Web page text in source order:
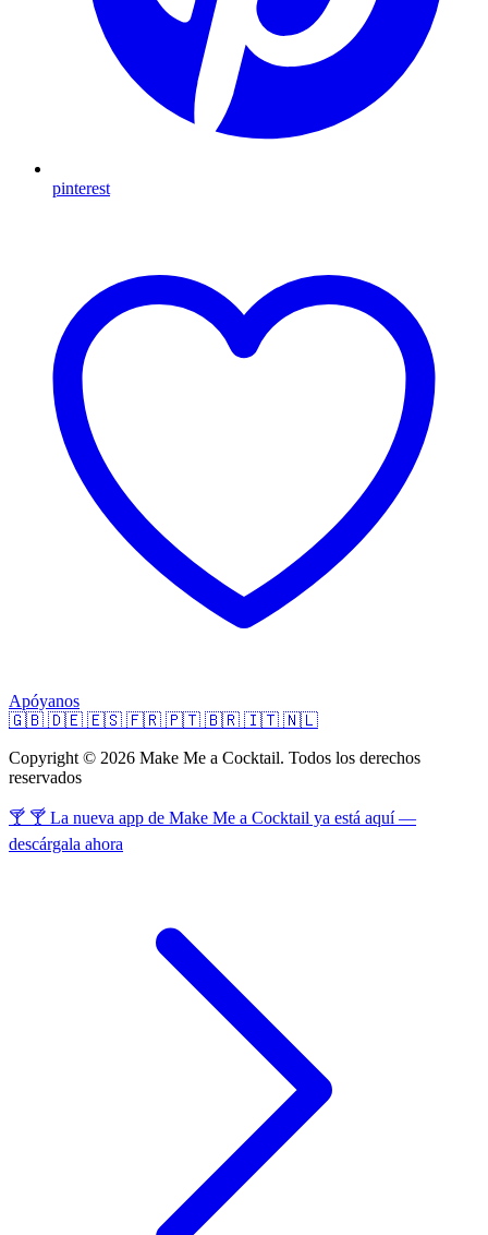
pinterest
Apóyanos
🇬🇧 🇩🇪 🇪🇸 🇫🇷 🇵🇹 🇧🇷 🇮🇹 🇳🇱
Copyright © 2026 Make Me a Cocktail. Todos los derechos
reservados
🍸 🍸 La nueva app de Make Me a Cocktail ya está aquí —
descárgala ahora